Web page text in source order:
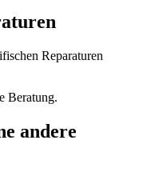
Reparaturen
Beratung.
andere